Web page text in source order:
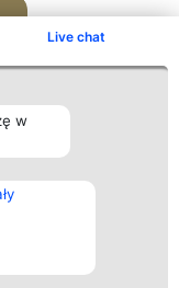
Live chat
w
Kontakt
Kontakt